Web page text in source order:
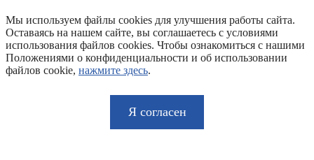
Мы используем файлы cookies для улучшения работы сайта.
Оставаясь на нашем сайте, вы соглашаетесь с условиями
использования файлов cookies. Чтобы ознакомиться с нашими
Положениями о конфиденциальности и об использовании
файлов cookie, нажмите здесь.
Я согласен